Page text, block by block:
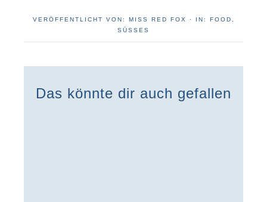
VERÖFFENTLICHT VON: MISS RED FOX · IN: FOOD ,
SÜSSES
Das könnte dir auch gefallen